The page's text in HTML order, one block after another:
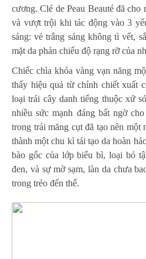
cương.Clé de Peau Beautéđã cho
và vượt trội khi tác động vào 3
sáng: vẻ trắng sáng không tì vết,
mặt da phản chiếu độ rạng rỡ của
Chiếc chìa khóa vàng vạn năng
thấy hiệu quả từ chính chiết xuất
loại trái cây danh tiếng thuộc xứ
nhiều sức mạnh đáng bất ngờ
trong trái măng cụt đã tạo nên
thành một chu kì tái tạo da hoàn
bào gốc của lớp biểu bì, loại bỏ
đen, và sự mờ sạm, làn da chưa
trong trẻo đến thế.